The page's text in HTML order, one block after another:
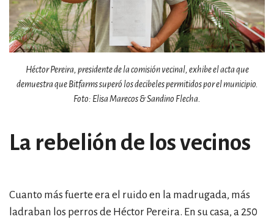
Héctor Pereira, presidente de la comisión vecinal, exhibe el acta que
demuestra que Bitfarms superó los decibeles permitidos por el municipio.
Foto: Elisa Marecos & Sandino Flecha.
La rebelión de los vecinos
Cuanto más fuerte era el ruido en la madrugada, más
ladraban los perros de Héctor Pereira. En su casa, a 250